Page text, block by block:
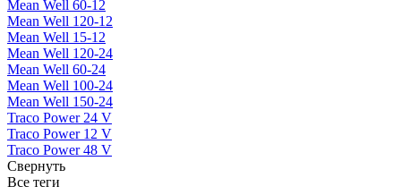
Mean Well 60-12
Mean Well 120-12
Mean Well 15-12
Mean Well 120-24
Mean Well 60-24
Mean Well 100-24
Mean Well 150-24
Traco Power 24 V
Traco Power 12 V
Traco Power 48 V
Свернуть
Все теги